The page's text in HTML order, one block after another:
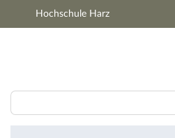
Hauptnavigation
Hochschule Harz
Lernmaterialien